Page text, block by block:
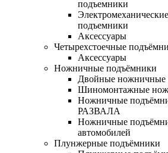
подъемники
подъемники
Аксессуары
Четырехстоечные
Аксессуары
Ножничные подъёмники
Двойные ножничные
Шиномонтажные
Ножничные
РАЗВАЛА
Ножничные
автомобилей
Плунжерные подъёмники